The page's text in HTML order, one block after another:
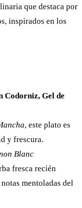
que destaca por
inspirados en los
Codorniz, Gel de
, este plato es
y frescura.
Blanc
fresca recién
mentoladas del